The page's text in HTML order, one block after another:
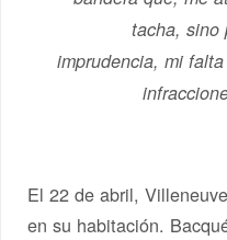
tacha, sino
imprudencia, mi
El 22 de abril,
en su habitación.